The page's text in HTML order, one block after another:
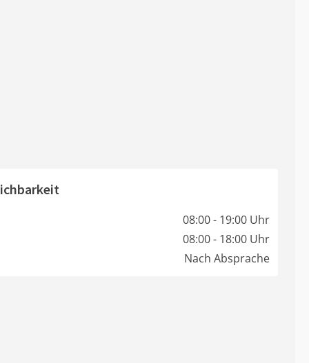
08:00 - 19:00 Uhr
08:00 - 18:00 Uhr
Nach Absprache